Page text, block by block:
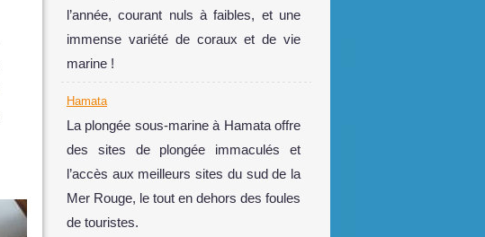
l’année, courant nuls à faibles, et une
immense variété de coraux et de vie
marine !
Hamata
La plongée sous-marine à Hamata offre
des sites de plongée immaculés et
l’accès aux meilleurs sites du sud de la
Mer Rouge, le tout en dehors des foules
de touristes.